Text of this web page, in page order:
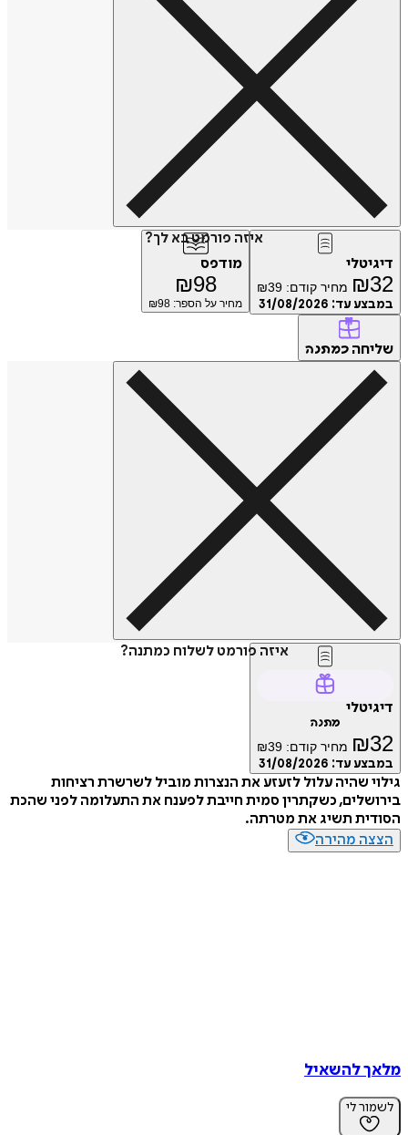
איזה פורמט בא לך?
דיגיטלי
₪32 מחיר קודם: ₪39
במבצע עד: 31/08/2026
מודפס
₪98
מחיר על הספר: ₪ 98
שליחה כמתנה
איזה פורמט לשלוח כמתנה?
דיגיטלי
מתנה
₪32 מחיר קודם: ₪39
במבצע עד: 31/08/2026
גילוי שהיה עלול לזעזע את הנצרות מוביל לשרשרת רציחות
בירושלים, כשקתרין סמית חייבת לפענח את התעלומה לפני שהכת
הסודית תשיג את מטרתה.
הצצה מהירה
מלאך להשאיל
לשמור לי